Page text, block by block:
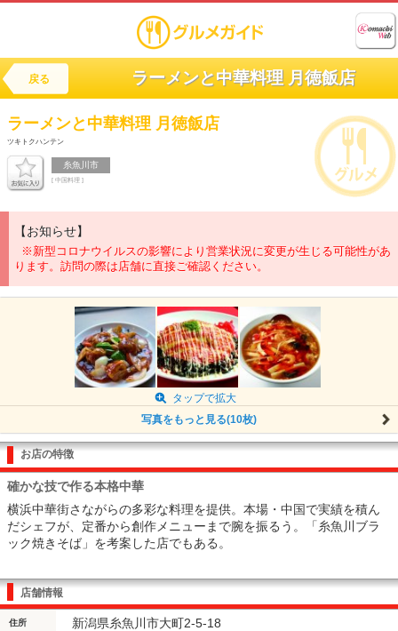
戻る ラーメンと中華料理 月徳飯店
ラーメンと中華料理 月徳飯店
ツキトクハンテン
糸魚川市
[ 中国料理 ]
【お知らせ】
※新型コロナウイルスの影響により営業状況に変更が生じる可能性があ
ります。訪問の際は店舗に直接ご確認ください。
タップで拡大
写真をもっと見る(10枚)
お店の特徴
確かな技で作る本格中華
横浜中華街さながらの多彩な料理を提供。本場・中国で実績を積ん
だシェフが、定番から創作メニューまで腕を振るう。「糸魚川ブラ
ック焼きそば」を考案した店でもある。
店舗情報
住所 新潟県糸魚川市大町2-5-18